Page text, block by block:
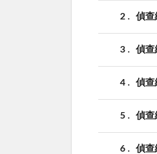
2 偵查
3 偵查
4 偵查
5 偵查
6 偵查